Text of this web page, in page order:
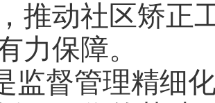
推动社区矫正
力保障。
监督管理精细